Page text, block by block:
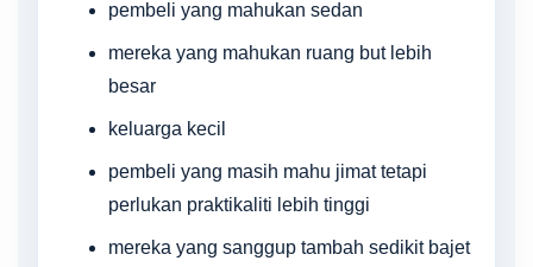
pembeli yang mahukan sedan
mereka yang mahukan ruang but lebih
besar
keluarga kecil
pembeli yang masih mahu jimat tetapi
perlukan praktikaliti lebih tinggi
mereka yang sanggup tambah sedikit bajet